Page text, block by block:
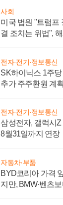
사회
미국 법원 "트럼프
결 조치는 위법",
전자·전기·정보통신
SK하이닉스 1주
추가 주주환원 계
전자·전기·정보통신
삼성전자, 갤럭시
8월31일까지 연장
자동차·부품
BYD코리아 가격
지만, BMW·벤츠